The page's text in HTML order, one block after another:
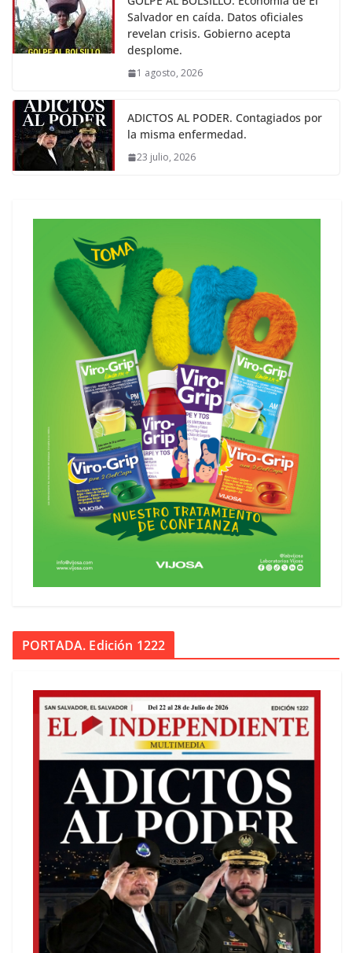
Salvador en caída. Datos oficiales
revelan crisis. Gobierno acepta
desplome.
1 agosto, 2026
ADICTOS AL PODER. Contagiados por
la misma enfermedad.
23 julio, 2026
PORTADA. Edición 1222